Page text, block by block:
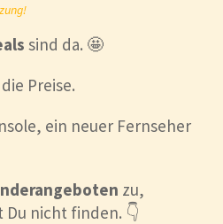
sind da. 🤩
Preise.
ein neuer Fernseher
zu,
Du nicht finden. 👇